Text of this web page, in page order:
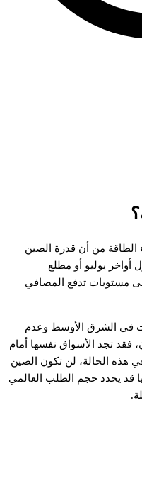
من أن قدرة الصين
أواخر يوليو أو
مطلع
مستويات تدفع المصافي
في الشرق الأوسط وعدم
فقد تجد الأسواق نفسها أمام
هذه الحالة، لن تكون الصين
قد يحدد حجم الطلب العالمي